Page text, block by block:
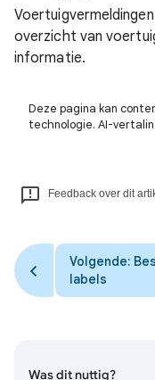
overzicht van
informatie.
Deze pagina kan
technologie. AI-
Feedback over dit
Volgende:
labels
Was dit nuttig?